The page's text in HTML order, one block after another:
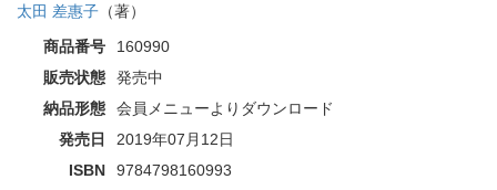
太田 差惠子 （著）
商品番号
160990
販売状態
発売中
納品形態
会員メニューよりダウンロード
発売日
2019年07月12日
ISBN
9784798160993